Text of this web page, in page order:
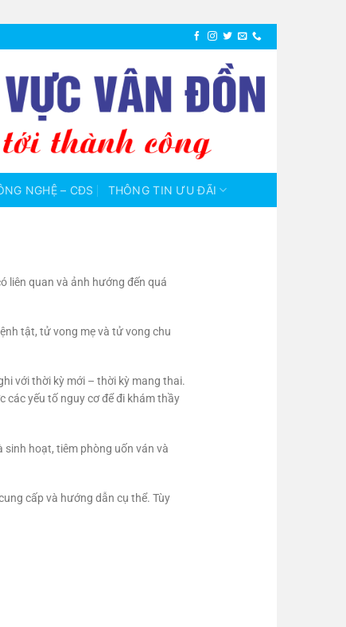
NGHỆ – CĐS THÔNG TIN ƯU ĐÃI
liên quan và ảnh hướng đến quá
tật, tử vong mẹ và tử vong chu
với thời kỳ mới – thời kỳ mang thai.
các yếu tố nguy cơ để đi khám thầy
sinh hoạt, tiêm phòng uốn ván và
cấp và hướng dẫn cụ thể. Tùy